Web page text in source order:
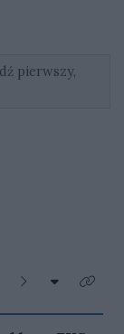
pierwszy,
Następne
Rozwiń
Kliknij